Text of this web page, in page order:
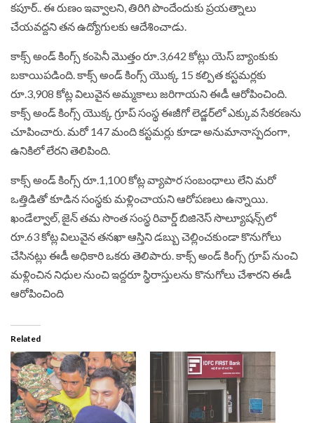
కపూర్.. ఈ రుణం ఇవ్వాలని, తిరిగి పొందేందుకు ప్రయత్నాలు
చేయవద్దని తన ఉద్యోగులకు ఆదేశించాడు.
కాక్స్ అండ్‌ కింగ్స్ కంపెనీ మొత్తం రూ.3,642 కోట్లు యెస్‌ బ్యాంకుకు
బకాయిపడింది. కాక్స్ అండ్ కింగ్స్ యొక్క 15 కల్పిత కస్టమర్లకు
రూ.3,908 కోట్ల విలువైన అమ్మకాలు జరిగాయని ఈడీ ఆరోపించింది.
కాక్స్ అండ్‌ కింగ్స్ యొక్క గ్రూప్‌ సంస్థ ఈజీగో లెడ్జర్‌లో ఎక్కువ సేకరణను
చూపించారు. మరో 147 మంది కస్టమర్లు కూడా అనుమానాస్పదంగా,
ఉనికిలో లేరని తెలిపింది.
కాక్స్ అండ్ కింగ్స్ రూ.1,100 కోట్ల వ్యాపార సంబంధాలు లేని మరో
ఒత్తిడితో కూడిన సంస్థకు మళ్లించాయని ఆరోపణలు ఉన్నాయి.
ఖండేల్వాల్, జైన్ తమ సొంత సంస్థ రివార్డ్ బిజినెస్ సొల్యూషన్స్‌లో
రూ.63 కోట్ల విలువైన తనఖా ఆస్తిని డబ్బు చెల్లించకుండా కొనుగోలు
చేసినట్లు ఈడీ అధికారి ఒకరు తెలిపారు. కాక్స్ అండ్ కింగ్స్ గ్రూప్ నుంచి
మళ్లించిన నిధుల నుంచి ఇద్దరూ స్థిరాస్తులను కొనుగోలు చేశారని ఈడీ
ఆరోపించింది
Related